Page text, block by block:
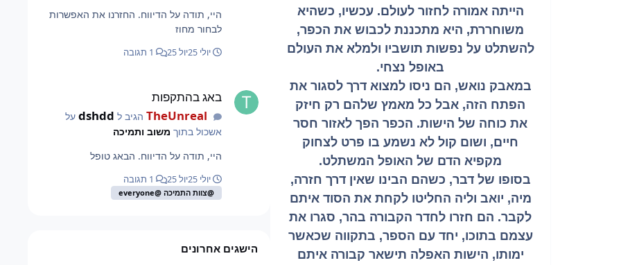
הייתה אמורה לחזור לעולם. עכשיו, כשהיא
משוחררת, היא מתכננת לכבוש את הכפר,
להשתלט על נפשות תושביו ולמלא את העולם
באופל נצחי.
במאבק נואש, הם ניסו למצוא דרך לסגור את
הפתח הזה, אבל כל מאמץ שלהם רק חיזק
את כוחה של הישות. הכפר הפך לאזור חסר
חיים, ושום קול לא נשמע בו פרט לצחוק
מקפיא הדם של האופל המשתלט.
בסופו של דבר, כשהם הבינו שאין דרך חזרה,
מיה, יואב וליה החליטו לקחת את הסוד איתם
לקבר. הם חזרו לחדר הקבורה בהר, סגרו את
עצמם בתוכו, יחד עם הספר, בתקווה שכאשר
ימותו, הישות האפלה תישאר קבורה איתם
היי, תודה על הדיווח. החזרנו את האפשרות
לבחור מחוז
יולי 25 יול 25 1 תגובה
באג בהתקפות
TheUnrealהגיב ל dshddעל
אשכול בתוך משוב ותמיכה
היי, תודה על הדיווח. הבאג טופל
יולי 25 יול 25 1 תגובה
@צוות התמיכה @everyone
הישגים אחרונים